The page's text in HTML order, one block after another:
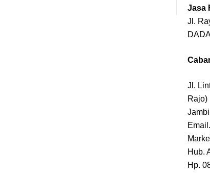
Jasa
Jl.
Jl.
Rajo)
Hub.
Hp.